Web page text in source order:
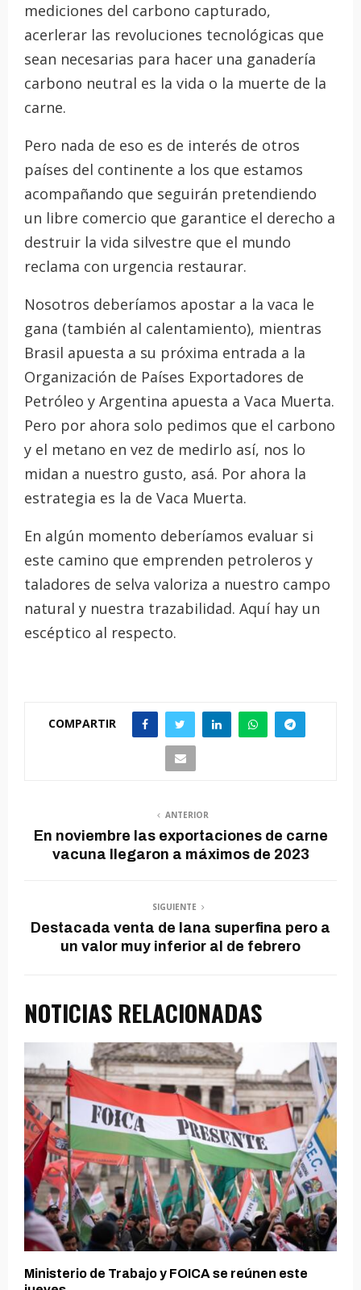
mediciones del carbono capturado,
acerlerar las revoluciones tecnológicas que
sean necesarias para hacer una ganadería
carbono neutral es la vida o la muerte de la
carne.
Pero nada de eso es de interés de otros
países del continente a los que estamos
acompañando que seguirán pretendiendo
un libre comercio que garantice el derecho a
destruir la vida silvestre que el mundo
reclama con urgencia restaurar.
Nosotros deberíamos apostar a la vaca le
gana (también al calentamiento), mientras
Brasil apuesta a su próxima entrada a la
Organización de Países Exportadores de
Petróleo y Argentina apuesta a Vaca Muerta.
Pero por ahora solo pedimos que el carbono
y el metano en vez de medirlo así, nos lo
midan a nuestro gusto, asá. Por ahora la
estrategia es la de Vaca Muerta.
En algún momento deberíamos evaluar si
este camino que emprenden petroleros y
taladores de selva valoriza a nuestro campo
natural y nuestra trazabilidad. Aquí hay un
escéptico al respecto.
COMPARTIR
ANTERIOR
En noviembre las exportaciones de carne
vacuna llegaron a máximos de 2023
SIGUIENTE
Destacada venta de lana superfina pero a
un valor muy inferior al de febrero
NOTICIAS RELACIONADAS
Ministerio de Trabajo y FOICA se reúnen este